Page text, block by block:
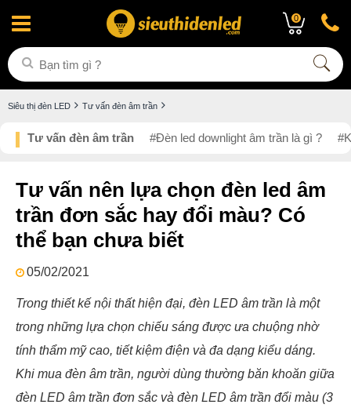
0
Siêu thị đèn LED Tư vấn đèn âm trần
Tư vấn đèn âm trần #Đèn led downlight âm trần là gì ?
Tư vấn nên lựa chọn đèn led âm
trần đơn sắc hay đổi màu? Có
thể bạn chưa biết
05/02/2021
Trong thiết kế nội thất hiện đại, đèn LED âm trần là một
trong những lựa chọn chiếu sáng được ưa chuộng nhờ
tính thẩm mỹ cao, tiết kiệm điện và đa dạng kiểu dáng.
Khi mua đèn âm trần, người dùng thường băn khoăn giữa
đèn LED âm trần đơn sắc và đèn LED âm trần đổi màu (3